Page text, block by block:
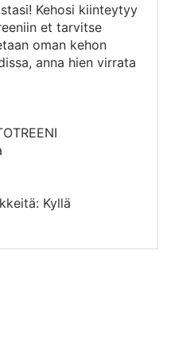
Kehosi kiinteytyy
et tarvitse
oman kehon
anna hien virrata
Kyllä